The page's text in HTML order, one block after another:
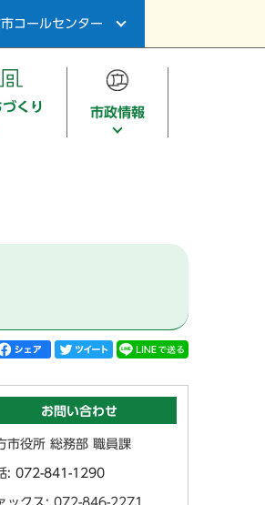
コールセンター
くり 市政情報
お問い合わせ
市役所 総務部 職員課
: 072-841-1290
ックス: 072-846-2271